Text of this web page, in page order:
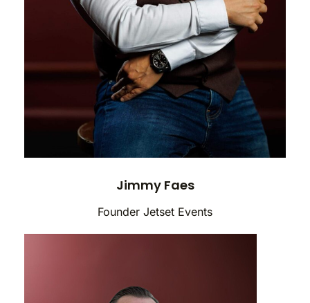
Jimmy Faes
Founder Jetset Events